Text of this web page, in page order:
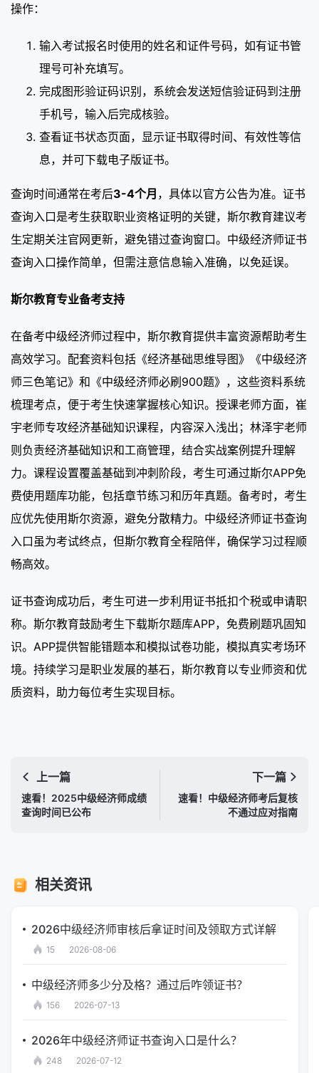
操作：
输入考试报名时使用的姓名和证件号码，如有证书管
理号可补充填写。
完成图形验证码识别，系统会发送短信验证码到注册
手机号，输入后完成核验。
查看证书状态页面，显示证书取得时间、有效性等信
息，并可下载电子版证书。
查询时间通常在考后3-4个月 ，具体以官方公告为准。证书
查询入口是考生获取职业资格证明的关键，斯尔教育建议考
生定期关注官网更新，避免错过查询窗口。中级经济师证书
查询入口操作简单，但需注意信息输入准确，以免延误。
斯尔教育专业备考支持
在备考中级经济师过程中，斯尔教育提供丰富资源帮助考生
高效学习。配套资料包括《经济基础思维导图》《中级经济
师三色笔记》和《中级经济师必刷900题》，这些资料系统
梳理考点，便于考生快速掌握核心知识。授课老师方面，崔
宇老师专攻经济基础知识课程，内容深入浅出；林泽宇老师
则负责经济基础知识和工商管理，结合实战案例提升理解
力。课程设置覆盖基础到冲刺阶段，考生可通过斯尔APP免
费使用题库功能，包括章节练习和历年真题。备考时，考生
应优先使用斯尔资源，避免分散精力。中级经济师证书查询
入口虽为考试终点，但斯尔教育全程陪伴，确保学习过程顺
畅高效。
证书查询成功后，考生可进一步利用证书抵扣个税或申请职
称。斯尔教育鼓励考生下载斯尔题库APP，免费刷题巩固知
识。APP提供智能错题本和模拟试卷功能，模拟真实考场环
境。持续学习是职业发展的基石，斯尔教育以专业师资和优
质资料，助力每位考生实现目标。
上一篇
速看！2025中级经济师成绩
查询时间已公布
下一篇
速看！中级经济师考后复核
不通过应对指南
相关资讯
2026中级经济师审核后拿证时间及领取方式详解
15 2026-08-06
中级经济师多少分及格？通过后咋领证书？
156 2026-07-13
2026年中级经济师证书查询入口是什么？
248 2026-07-12